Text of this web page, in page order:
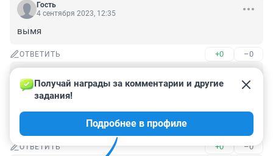
Гость
4 сентября 2023, 12:35
вымя
ОТВЕТИТЬ +0 –0
4 сентября 2023, 12:12
Грудь абсолютно пропорционально её телу,
сомневаюсь что это одиннадцатый размер, пятый
ОТВЕТИТЬ +0 –0
Получай награды за комментарии и другие
задания!
Подробнее в профиле